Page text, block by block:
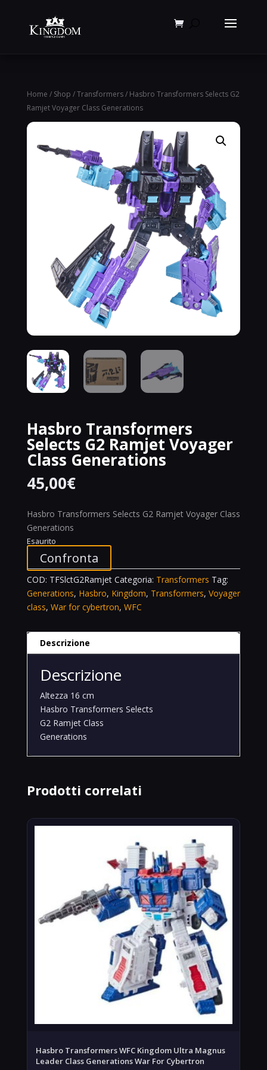
Home / Shop /Transformers/ Hasbro Transformers Selects G2
Ramjet Voyager Class Generations
Hasbro Transformers
Selects G2 Ramjet Voyager
Class Generations
45,00€
Hasbro Transformers Selects G2 Ramjet Voyager Class
Generations
Esaurito
Confronta
COD: TFSlctG2Ramjet Categoria: Transformers Tag:
Generations, Hasbro, Kingdom, Transformers, Voyager
class, War for cybertron, WFC
Descrizione
Descrizione
Altezza 16 cm
Hasbro Transformers Selects
G2 Ramjet Class
Generations
Prodotti correlati
Hasbro Transformers WFC Kingdom Ultra Magnus
Leader Class Generations War For Cybertron